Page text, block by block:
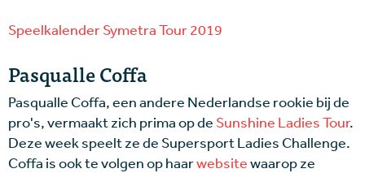
Speelkalender Symetra Tour 2019
Pasqualle Coffa
Pasqualle Coffa, een andere Nederlandse rookie bij de
pro's, vermaakt zich prima op de Sunshine Ladies Tour.
Deze week speelt ze de Supersport Ladies Challenge.
Coffa is ook te volgen op haarwebsitewaarop ze